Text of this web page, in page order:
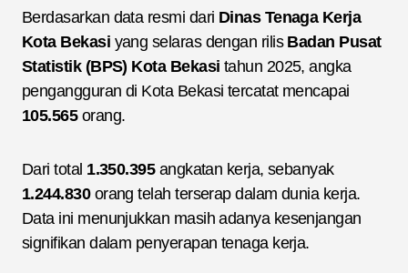
Berdasarkan data resmi dari Dinas Tenaga Kerja
Kota Bekasi yang selaras dengan rilis Badan Pusat
Statistik (BPS) Kota Bekasi tahun 2025, angka
pengangguran di Kota Bekasi tercatat mencapai
105.565orang.
Dari total 1.350.395angkatan kerja, sebanyak
1.244.830orang telah terserap dalam dunia kerja.
Data ini menunjukkan masih adanya kesenjangan
signifikan dalam penyerapan tenaga kerja.